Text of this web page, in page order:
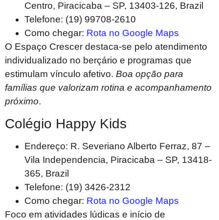
Centro, Piracicaba – SP, 13403-126, Brazil
Telefone: (19) 99708-2610
Como chegar: Rota no Google Maps
O Espaço Crescer destaca-se pelo atendimento
individualizado no berçário e programas que
estimulam vínculo afetivo. Boa opção para
famílias que valorizam rotina e acompanhamento
próximo.
Colégio Happy Kids
Endereço: R. Severiano Alberto Ferraz, 87 –
Vila Independencia, Piracicaba – SP, 13418-
365, Brazil
Telefone: (19) 3426-2312
Como chegar: Rota no Google Maps
Foco em atividades lúdicas e início de